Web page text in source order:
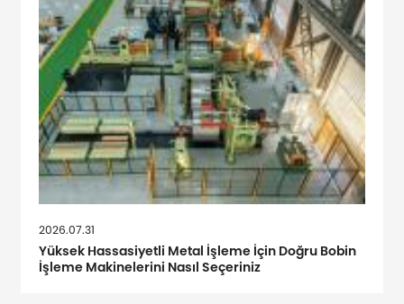
2026.07.31
Yüksek Hassasiyetli Metal İşleme İçin Doğru Bobin
İşleme Makinelerini Nasıl Seçeriniz